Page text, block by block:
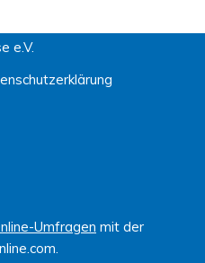
e.V.
Umfragen mit der